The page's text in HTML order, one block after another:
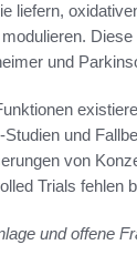
liefern,
und
und
von
Trials fehlen
und offene